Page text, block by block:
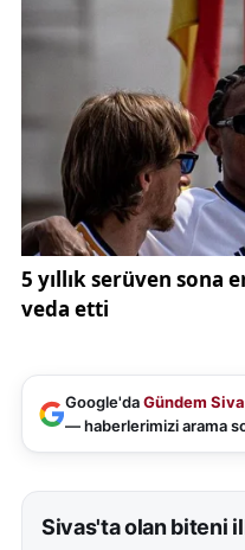
Google'daGündem
— haberlerimizi arama
Sivas'ta olan biteni